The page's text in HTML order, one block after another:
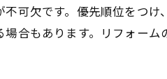
可欠です。優先順位をつ
合もあります。リフォー